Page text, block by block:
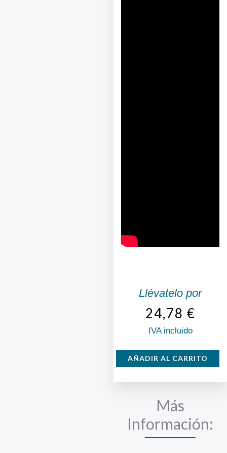
Llévatelo por
24,78 €
IVA incluido
Paellero
Butano
cantidad
AÑADIR AL CARRITO
Más
Información: